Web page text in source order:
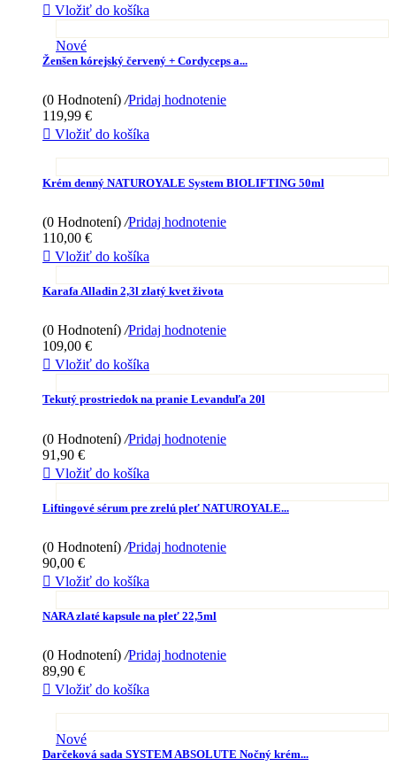
 Vložiť do košíka
Nové
Ženšen kórejský červený + Cordyceps a...
(0 Hodnotení) /Pridaj hodnotenie
119,99 €
 Vložiť do košíka
Krém denný NATUROYALE System BIOLIFTING 50ml
(0 Hodnotení) /Pridaj hodnotenie
110,00 €
 Vložiť do košíka
Karafa Alladin 2,3l zlatý kvet života
(0 Hodnotení) /Pridaj hodnotenie
109,00 €
 Vložiť do košíka
Tekutý prostriedok na pranie Levanduľa 20l
(0 Hodnotení) /Pridaj hodnotenie
91,90 €
 Vložiť do košíka
Liftingové sérum pre zrelú pleť NATUROYALE...
(0 Hodnotení) /Pridaj hodnotenie
90,00 €
 Vložiť do košíka
NARA zlaté kapsule na pleť 22,5ml
(0 Hodnotení) /Pridaj hodnotenie
89,90 €
 Vložiť do košíka
Nové
Darčeková sada SYSTEM ABSOLUTE Nočný krém...